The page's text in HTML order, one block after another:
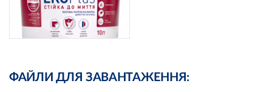
ФАЙЛИ ДЛЯ ЗАВАНТАЖЕННЯ: